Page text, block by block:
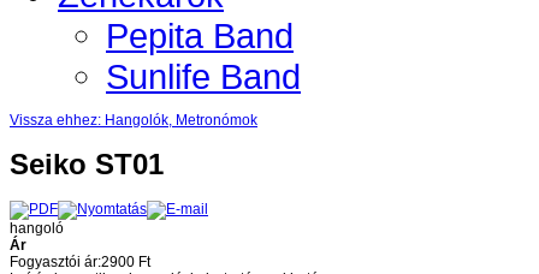
Pepita Band
Sunlife Band
Vissza ehhez: Hangolók, Metronómok
Seiko ST01
hangoló
Ár
Fogyasztói ár:2900 Ft